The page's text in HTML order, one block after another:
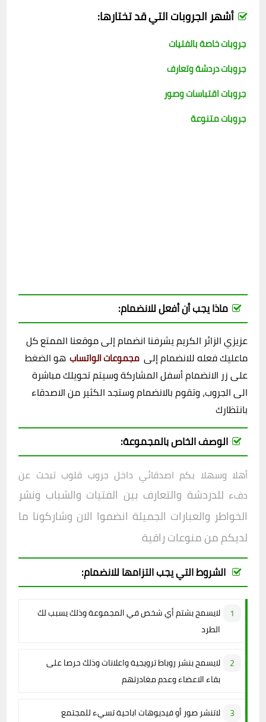
أشهر الجروبات التي قد تختارها:
جروبات خاصة بالفتيات
جروبات دردشة وتعارف
جروبات اقتباسات وصور
جروبات متنوعة
ماذا يجب أن أفعل للانضمام:
عزيزي الزائر الكريم يشرفنا انضمام إلى موقعنا الممتع كل
ماعليك فعله للانضمام إلى مجموعات الواتساب هو الضغط
على زر الانضمام أسفل المشاركة وسيتم تحويلك مباشرة
الى الجروب، وتقوم بالانضمام وستجد الكثير من الاصدقاء
بانتظارك
الوصف الخاص بالمجموعة:
أهلا وسهلا بكم اصدقائي داخل جروب قلوب تبحث عن
دفء للدردشة والتعارف بين الفتيات والشباب ونشر
الخواطر والعبارات الجميلة انضموا الان وشاركونا ما
لديكم من منوعات راقية
الشروط التي يجب التزامها للانضمام:
لايسمح بشتم أي شخص في المجموعة وذلك يسبب لك
الطرد
لايسمح بنشر روباط ترويجية واعلانات وذلك حرصا على
بقاء الاعضاء وعدم مغادرتهم
لاتنشر صور أو فيديوهات اباحية تسيء للمجتمع